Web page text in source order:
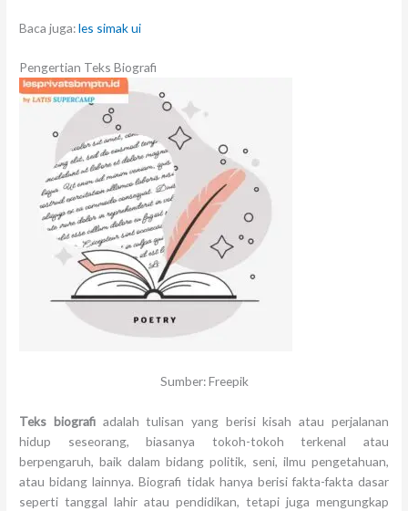
Baca juga:les simak ui
Pengertian Teks Biografi
Sumber: Freepik
Teks biografiadalah tulisan yang berisi kisah atau perjalanan
hidup seseorang, biasanya tokoh-tokoh terkenal atau
berpengaruh, baik dalam bidang politik, seni, ilmu pengetahuan,
atau bidang lainnya. Biografi tidak hanya berisi fakta-fakta dasar
seperti tanggal lahir atau pendidikan, tetapi juga mengungkap